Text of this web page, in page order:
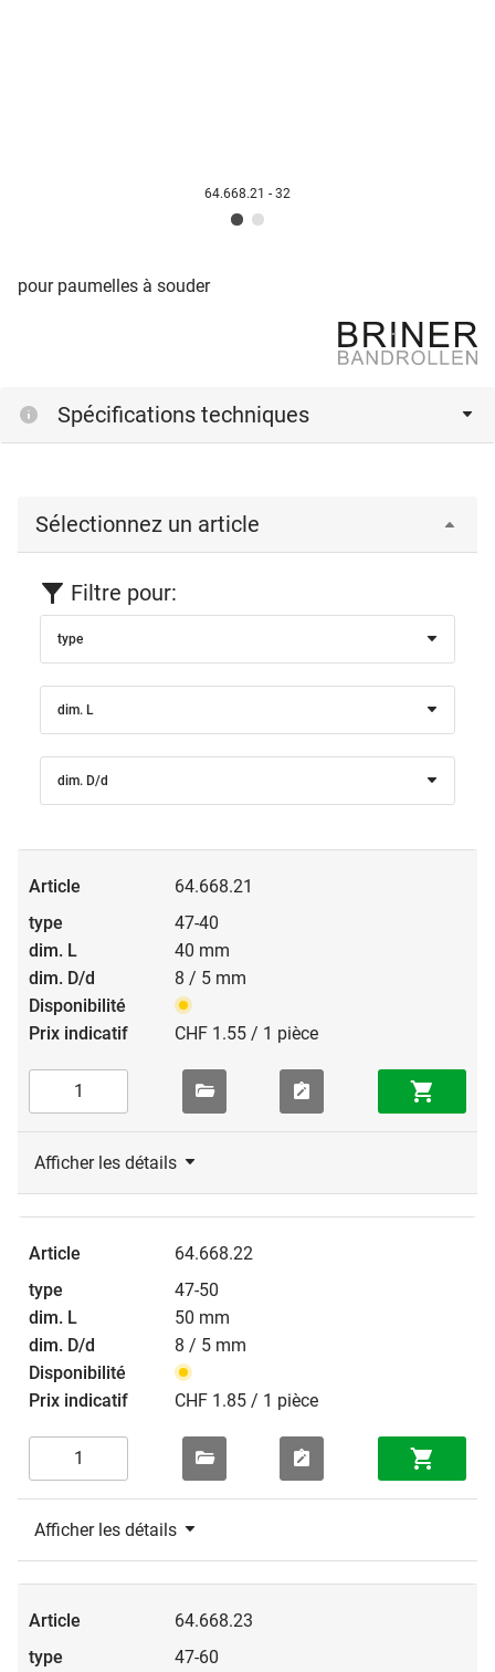
64.668.21 - 32
pour paumelles à souder
Spécifications techniques
Sélectionnez un article
Filtre pour:
type
dim. L
dim. D/d
64.668.21
47-40
40 mm
8 / 5 mm
CHF 1.55 / 1 pièce
Afficher les détails
64.668.22
47-50
50 mm
8 / 5 mm
CHF 1.85 / 1 pièce
Afficher les détails
64.668.23
47-60